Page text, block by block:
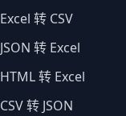
Excel 转 CSV
JSON 转 Excel
HTML 转 Excel
CSV 转 JSON